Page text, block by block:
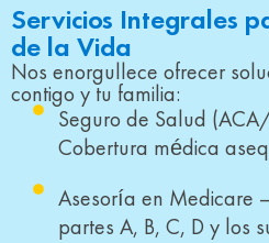
Servicios Integrales
de la Vida
Nos enorgullece ofrecer
contigo y tu familia:
Seguro de Salud
Cobertura médica
Asesoría en Medicare
partes A, B, C, D y los